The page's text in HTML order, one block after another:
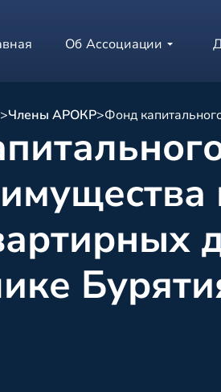
Об Ассоциации
>Члены АРОКР>Фонд